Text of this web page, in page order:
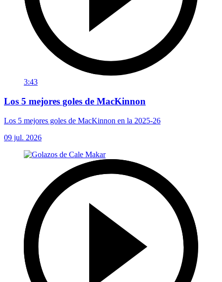
3:43
Los 5 mejores goles de MacKinnon
Los 5 mejores goles de MacKinnon en la 2025-26
09 jul. 2026